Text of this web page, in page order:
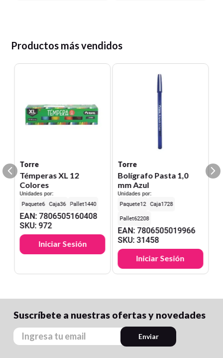
Productos más vendidos
Torre
Témperas XL 12
Colores
Unidades por:
6
36 1440
EAN:7806505160408
SKU:972
Iniciar Sesión
Torre
Bolígrafo Pasta 1,0
mm Azul
Unidades por:
12
1728
62208
EAN:7806505019966
SKU:31458
Iniciar Sesión
Suscríbete a nuestras ofertas y novedades
Enviar